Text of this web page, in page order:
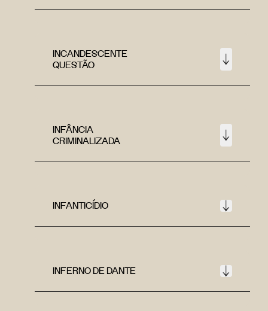
INCANDESCENTE
QUESTÃO
INFÂNCIA
CRIMINALIZADA
INFANTICÍDIO
INFERNO DE DANTE